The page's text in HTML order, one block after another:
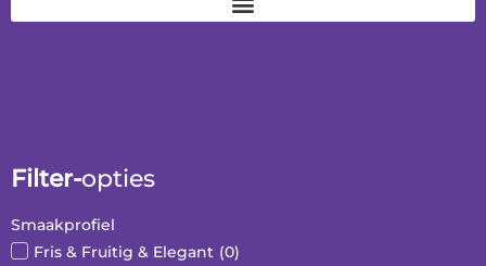
Filter-opties
Smaakprofiel
Fris & Fruitig & Elegant (0)